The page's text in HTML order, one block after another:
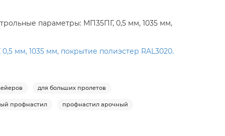
параметры: МП35ПГ, 0,5 мм, 1035 мм,
мм, 1035 мм, покрытие полиэстер RAL3020.
для больших пролетов
профнастил профнастил арочный